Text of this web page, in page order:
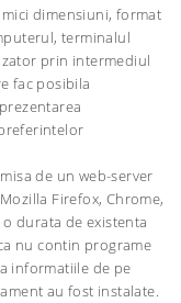
dimensiuni, format
terminalul
prin intermediul
fac posibila
de un web-server
Firefox, Chrome,
durata de existenta
nu contin programe
informatiile de pe
au fost instalate.